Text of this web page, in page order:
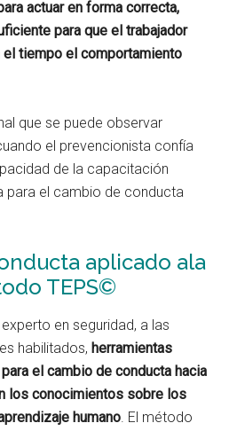
actuar en forma correcta,
para que el trabajador
tiempo el comportamiento
que se puede observar
el prevencionista confía
de la capacitación
para el cambio de conducta
aplicado ala
TEPS©
en seguridad, a las
habilitados, herramientas
el cambio de conducta hacia
los conocimientos sobre los
humano. El método